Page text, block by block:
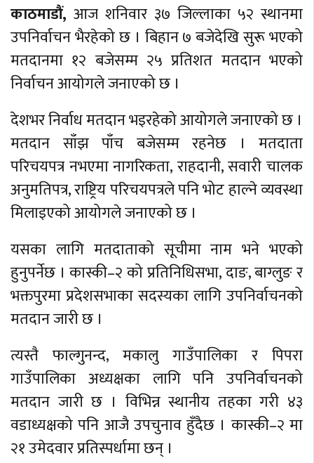
काठमाडौं, आज शनिवार ३७ जिल्लाका ५२ स्थानमा
उपनिर्वाचन भैरहेको छ । बिहान ७ बजेदेखि सुरू भएको
मतदानमा १२ बजेसम्म २५ प्रतिशत मतदान भएको
निर्वाचन आयोगले जनाएको छ ।
देशभर निर्वाध मतदान भइरहेको आयोगले जनाएको छ ।
मतदान साँझ पाँच बजेसम्म रहनेछ । मतदाता
परिचयपत्र नभएमा नागरिकता, राहदानी, सवारी चालक
अनुमतिपत्र, राष्ट्रिय परिचयपत्रले पनि भोट हाल्ने व्यवस्था
मिलाइएको आयोगले जनाएको छ ।
यसका लागि मतदाताको सूचीमा नाम भने भएको
हुनुपर्नेछ । कास्की–२ को प्रतिनिधिसभा, दाङ, बाग्लुङ र
भक्तपुरमा प्रदेशसभाका सदस्यका लागि उपनिर्वाचनको
मतदान जारी छ ।
त्यस्तै फाल्गुनन्द, मकालु गाउँपालिका र पिपरा
गाउँपालिका अध्यक्षका लागि पनि उपनिर्वाचनको
मतदान जारी छ । विभिन्न स्थानीय तहका गरी ४३
वडाध्यक्षको पनि आजै उपचुनाव हुँदैछ । कास्की–२ मा
२१ उमेदवार प्रतिस्पर्धामा छन् ।